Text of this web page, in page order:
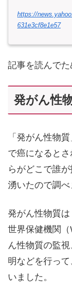
https://
631e3cf8e1e57
記事を読んでた
発がん性
「発がん性物
で癌になると
らがどこで誰
湧いたので調べ
発がん性物質
世界保健機関
ん性物質の監
明などを行っ
いました。